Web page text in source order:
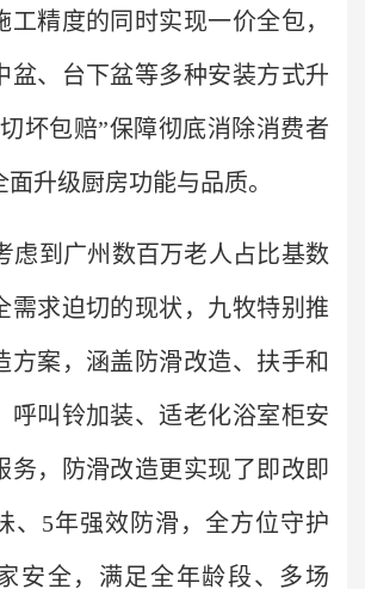
工精度的同时实现一价全包，
盆、台下盆等多种安装方式升
坏包赔”保障彻底消除消费者
升级厨房功能与品质。
虑到广州数百万老人占比基数
需求迫切的现状，九牧特别推
方案，涵盖防滑改造、扶手和
呼叫铃加装、适老化浴室柜安
务，防滑改造更实现了即改即
、5年强效防滑，全方位守护
安全，满足全年龄段、多场